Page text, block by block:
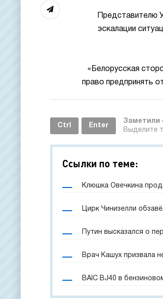
Представителю
эскалации
«Белорусская
право предпринять
Ctrl Enter
Заметили
Выделите
Ссылки по теме:
Клюшка Овечкина
Цирк Чинизелли
Путин высказался о
Врач Кашух призвала
BAIC BJ40 в